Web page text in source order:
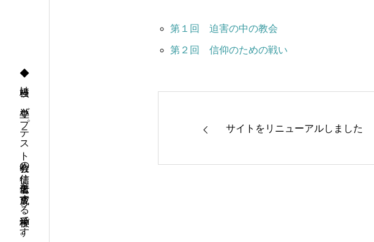
◆ 当校は、単立バプテスト教会の信徒、伝道者を育成する神学校です。
第１回 迫害の中の教会
第２回 信仰のための戦い
サイトをリニューアルしました